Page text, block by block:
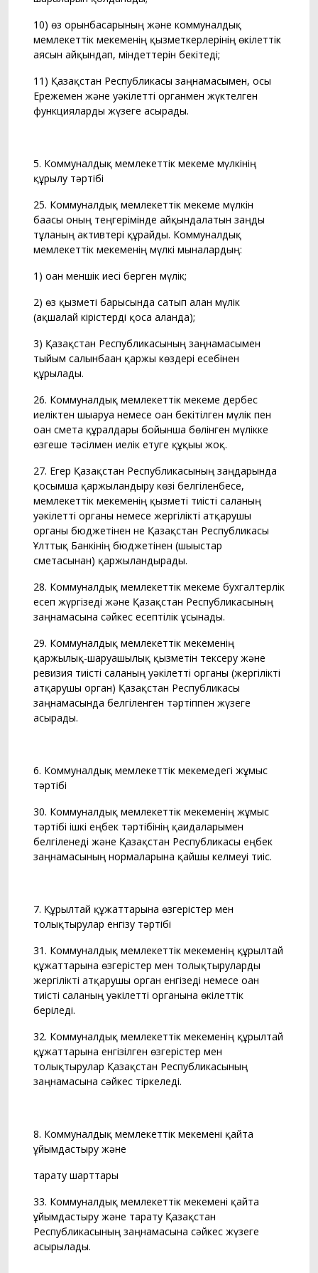
10) өз орынбасарының және коммуналдық
мемлекеттік мекеменің қызметкерлерінің өкілеттік
аясын айқындап, міндеттерін бекітеді;
11) Қазақстан Республикасы заңнамасымен, осы
Ережемен және уәкілетті органмен жүктелген
функцияларды жүзеге асырады.
5. Коммуналдық мемлекеттік мекеме мүлкінің
құрылу тәртібі
25. Коммуналдық мемлекеттік мекеме мүлкін
бағасы оның теңгерімінде айқындалатын заңды
тұлғаның активтері құрайды. Коммуналдық
мемлекеттік мекеменің мүлкі мыналардың:
1) оған меншік иесі берген мүлік;
2) өз қызметі барысында сатып алған мүлік
(ақшалай кірістерді қоса алғанда);
3) Қазақстан Республикасының заңнамасымен
тыйым салынбаған қаржы көздері есебінен
құрылады.
26. Коммуналдық мемлекеттік мекеме дербес
иеліктен шығаруға немесе оған бекітілген мүлік пен
оған смета құралдары бойынша бөлінген мүлікке
өзгеше тәсілмен иелік етуге құқығы жоқ.
27. Егер Қазақстан Республикасының заңдарында
қосымша қаржыландыру көзі белгіленбесе,
мемлекеттік мекеменің қызметі тиісті саланың
уәкілетті органы немесе жергілікті атқарушы
органы бюджетінен не Қазақстан Республикасы
Ұлттық Банкінің бюджетінен (шығыстар
сметасынан) қаржыландырады.
28. Коммуналдық мемлекеттік мекеме бухгалтерлік
есеп жүргізеді және Қазақстан Республикасының
заңнамасына сәйкес есептілік ұсынады.
29. Коммуналдық мемлекеттік мекеменің
қаржылық-шаруашылық қызметін тексеру және
ревизия тиісті саланың уәкілетті органы (жергілікті
атқарушы орган) Қазақстан Республикасы
заңнамасында белгіленген тәртіппен жүзеге
асырады.
6. Коммуналдық мемлекеттік мекемедегі жұмыс
тәртібі
30. Коммуналдық мемлекеттік мекеменің жұмыс
тәртібі ішкі еңбек тәртібінің қағидаларымен
белгіленеді және Қазақстан Республикасы еңбек
заңнамасының нормаларына қайшы келмеуі тиіс.
7. Құрылтай құжаттарына өзгерістер мен
толықтырулар енгізу тәртібі
31. Коммуналдық мемлекеттік мекеменің құрылтай
құжаттарына өзгерістер мен толықтыруларды
жергілікті атқарушы орган енгізеді немесе оған
тиісті саланың уәкілетті органына өкілеттік
беріледі.
32. Коммуналдық мемлекеттік мекеменің құрылтай
құжаттарына енгізілген өзгерістер мен
толықтырулар Қазақстан Республикасының
заңнамасына сәйкес тіркеледі.
8. Коммуналдық мемлекеттік мекемені қайта
ұйымдастыру және
тарату шарттары
33. Коммуналдық мемлекеттік мекемені қайта
ұйымдастыру және тарату Қазақстан
Республикасының заңнамасына сәйкес жүзеге
асырылады.